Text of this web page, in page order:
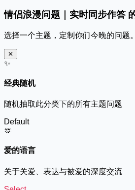
情侣浪漫问题｜实时同步作答
选择一个主题，定制你们今晚的问题。
✕
✨
经典随机
随机抽取此分类下的所有主题问题
Default
🫶
爱的语言
关于关爱、表达与被爱的深度交流